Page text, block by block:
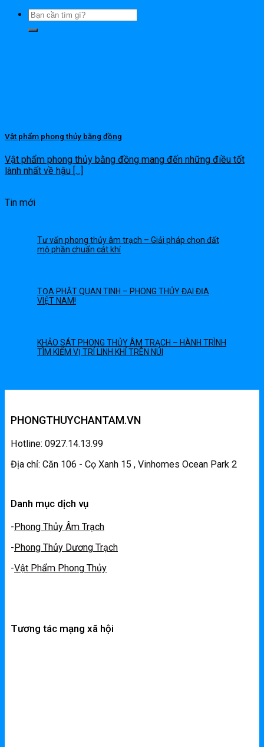
Vật phẩm phong thủy bằng đồng
Vật phẩm phong thủy bằng đồng mang đến những điều tốt
lành nhất về hậu [...]
Tin mới
Tư vấn phong thủy âm trạch – Giải pháp chọn đất
mộ phần chuẩn cát khí
TỌA PHẬT QUAN TINH – PHONG THỦY ĐẠI ĐỊA
VIỆT NAM!
KHẢO SÁT PHONG THỦY ÂM TRẠCH – HÀNH TRÌNH
TÌM KIẾM VỊ TRÍ LINH KHÍ TRÊN NÚI
PHONGTHUYCHANTAM.VN
Hotline: 0927.14.13.99
Địa chỉ: Căn 106 - Cọ Xanh 15 , Vinhomes Ocean Park 2
Danh mục dịch vụ
-Phong Thủy Âm Trạch
- Phong Thủy Dương Trạch
-Vật Phẩm Phong Thủy
Tương tác mạng xã hội